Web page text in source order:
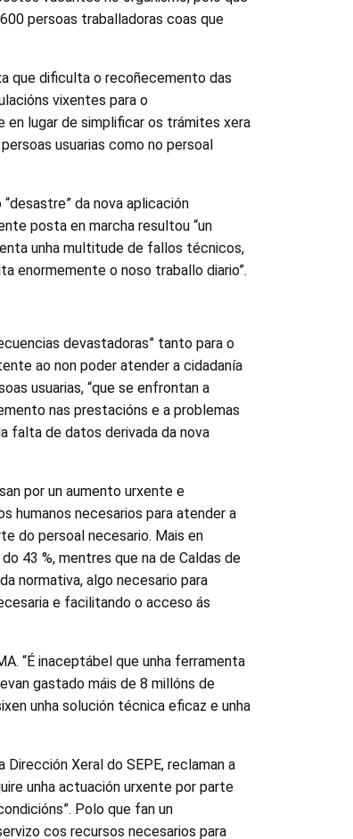
persoas traballadoras coas que
que dificulta o recoñecemento das
vixentes para o
lugar de simplificar os trámites xera
usuarias como no persoal
da nova aplicación
posta en marcha resultou “un
unha multitude de fallos técnicos,
enormemente o noso traballo diario”.
devastadoras” tanto para o
ao non poder atender a cidadanía
usuarias, “que se enfrontan a
nas prestacións e a problemas
falta de datos derivada da nova
por un aumento urxente e
humanos necesarios para atender a
do persoal necesario. Mais en
43 %, mentres que na de Caldas de
normativa, algo necesario para
e facilitando o acceso ás
“É inaceptábel que unha ferramenta
gastado máis de 8 millóns de
unha solución técnica eficaz e unha
Xeral do SEPE, reclaman a
unha actuación urxente por parte
Polo que fan un
cos recursos necesarios para